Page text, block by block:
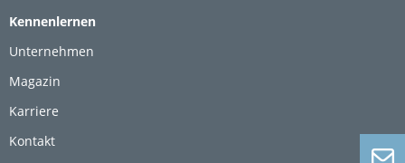
Kennenlernen
Unternehmen
Magazin
Karriere
Kontakt